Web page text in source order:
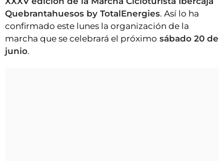
ESQUELAS
CLUB DEL AMIGO MILITANTE
Quebrantahuesos by TotalEnergies. Así lo ha
confirmado este lunes la organización de la
marcha que se celebrará el próximo sábado 20 de
junio.